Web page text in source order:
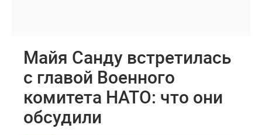
Майя Санду встретилась
с главой Военного
комитета НАТО: что они
обсудили